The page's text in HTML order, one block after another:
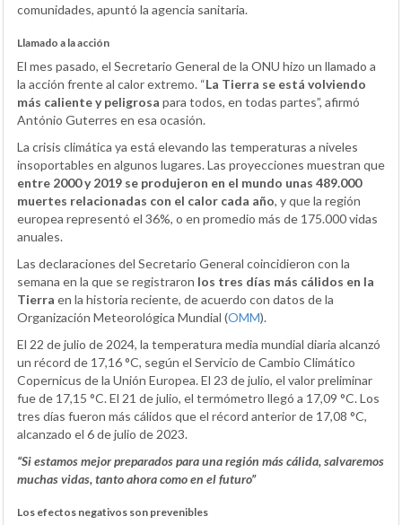
comunidades, apuntó la agencia sanitaria.
Llamado a la acción
El mes pasado, el Secretario General de la ONU hizo un llamado a
la acción frente al calor extremo. “La Tierra se está volviendo
más caliente y peligrosa para todos, en todas partes”, afirmó
António Guterres en esa ocasión.
La crisis climática ya está elevando las temperaturas a niveles
insoportables en algunos lugares. Las proyecciones muestran que
entre 2000 y 2019 se produjeron en el mundo unas 489.000
muertes relacionadas con el calor cada año, y que la región
europea representó el 36%, o en promedio más de 175.000 vidas
anuales.
Las declaraciones del Secretario General coincidieron con la
semana en la que se registraron los tres días más cálidos en la
Tierra en la historia reciente, de acuerdo con datos de la
Organización Meteorológica Mundial (OMM).
El 22 de julio de 2024, la temperatura media mundial diaria alcanzó
un récord de 17,16 °C, según el Servicio de Cambio Climático
Copernicus de la Unión Europea. El 23 de julio, el valor preliminar
fue de 17,15 °C. El 21 de julio, el termómetro llegó a 17,09 °C. Los
tres días fueron más cálidos que el récord anterior de 17,08 °C,
alcanzado el 6 de julio de 2023.
“Si estamos mejor preparados para una región más cálida, salvaremos
muchas vidas, tanto ahora como en el futuro”
Los efectos negativos son prevenibles